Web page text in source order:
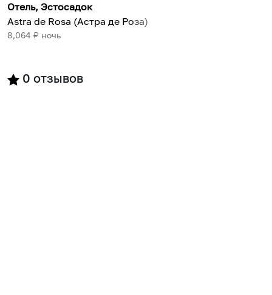
Отель, Эстосадок
Astra de Rosa (Астра де Роза)
8,064 ₽ ночь
0 отзывов